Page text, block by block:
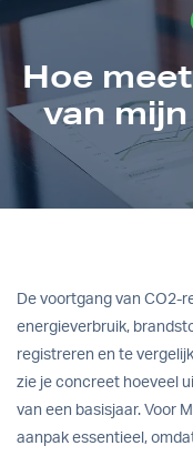
Hoe
van
De voortgang van CO2-
energieverbruik,
registreren en te
zie je concreet hoeveel
van een basisjaar. Voor
aanpak essentieel,